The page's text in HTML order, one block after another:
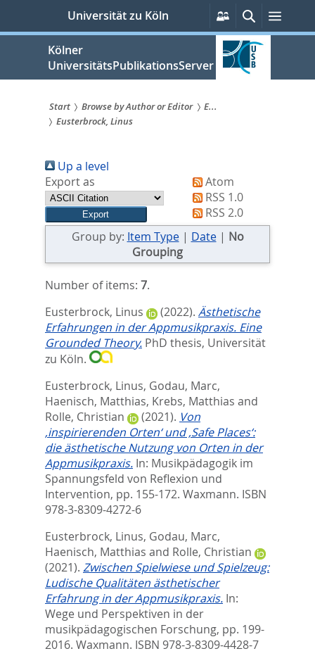
springen
Universität zu Köln
Persönliche
Services
SucheMenü
Kölner
UniversitätsPublikationsServer
Sie
sind
hier:
Start Browse by Author or Editor
E...
Eusterbrock, Linus
Up a level
Export as
Atom
RSS 1.0
RSS 2.0
Group by: Item Type| Date| No
Grouping
Number of items: 7.
Eusterbrock, Linus
(2022). Ästhetische
Erfahrungen in der Appmusikpraxis. Eine
Grounded Theory. PhD thesis, Universität
zu Köln.
Eusterbrock, Linus, Godau, Marc,
Haenisch, Matthias, Krebs, Matthias and
Rolle, Christian
(2021). Von
‚inspirierenden Orten‘ und ‚Safe Places‘:
die ästhetische Nutzung von Orten in der
Appmusikpraxis. In: Musikpädagogik im
Spannungsfeld von Reflexion und
Intervention, pp. 155-172. Waxmann. ISBN
978-3-8309-4272-6
Eusterbrock, Linus, Godau, Marc,
Haenisch, Matthias and Rolle, Christian
(2021). Zwischen Spielwiese und Spielzeug:
Ludische Qualitäten ästhetischer
Erfahrung in der Appmusikpraxis. In:
Wege und Perspektiven in der
musikpädagogischen Forschung, pp. 199-
2016. Waxmann. ISBN 978-3-8309-4428-7